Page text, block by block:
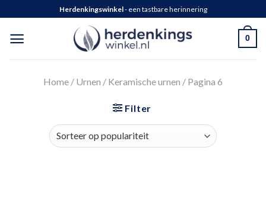
Herdenkingswinkel- een tastbare herinnering
0
Home / Urnen / Keramische urnen / Pagina 6
Filter